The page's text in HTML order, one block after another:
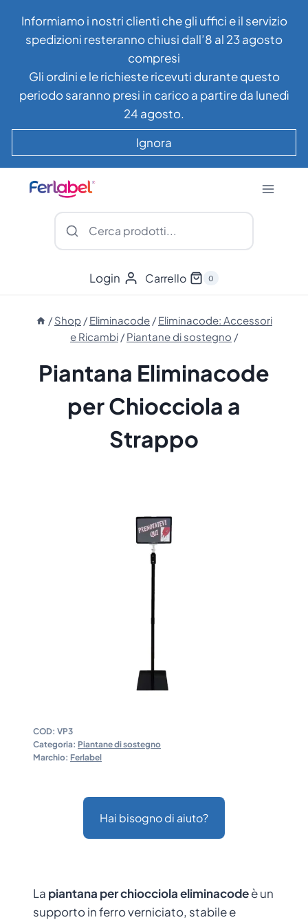
contenuto
Informiamo i nostri clienti che gli uffici e il servizio
spedizioni resteranno chiusi dall’8 al 23 agosto
compresi
Gli ordini e le richieste ricevuti durante questo
periodo saranno presi in carico a partire da lunedì
24 agosto.
Ignora
Login Carrello 0
/ Shop / Eliminacode / Eliminacode: Accessori
e Ricambi / Piantane di sostegno /
Piantana Eliminacode
per Chiocciola a
Strappo
COD: VP3
Categoria: Piantane di sostegno
Marchio: Ferlabel
Hai bisogno di aiuto?
La piantana per chiocciola eliminacodeè un
supporto in ferro verniciato, stabile e